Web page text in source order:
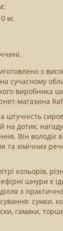
м;
з
сучасному
виробника
магазина
дотик,
Він володіє
та хімічних
кольорів,
шнури є
з
сумки,
гамаки,